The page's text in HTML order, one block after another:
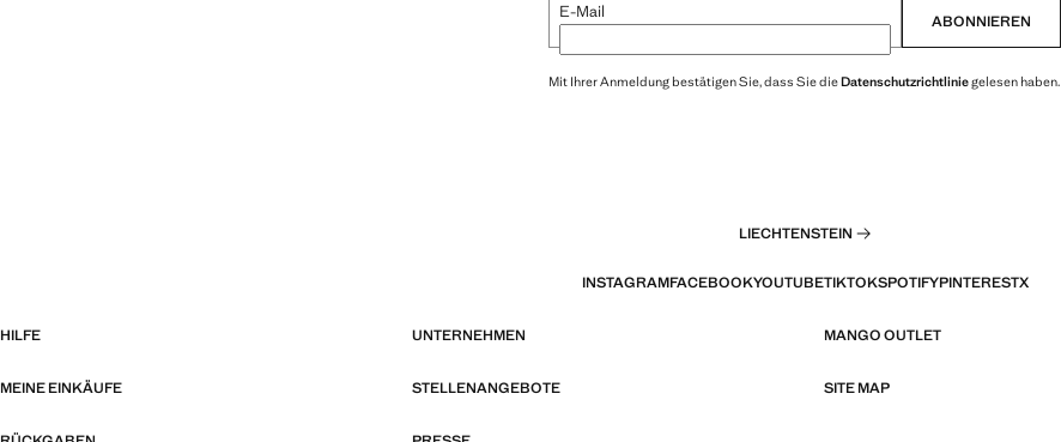
E-Mail ABONNIEREN
Mit Ihrer Anmeldung bestätigen Sie, dass Sie dieDatenschutzrichtliniegelesen haben.
LIECHTENSTEIN
INSTAGRAMFACEBOOKYOUTUBETIKTOKSPOTIFYPINTERESTX
HILFE UNTERNEHMEN MANGO OUTLET
MEINE EINKÄUFE STELLENANGEBOTE SITE MAP